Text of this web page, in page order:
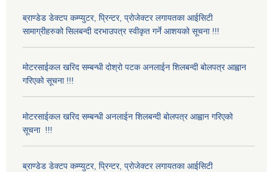
ब्राण्डेड डेक्टप कम्प्युटर, प्रिन्टर, प्रोजेक्टर लगायतका आईसिटी
सामाग्रीहरुको सिलबन्दी दरभाउपत्र स्वीकृत गर्ने आशयको सूचना !!!
मोटरसाईकल खरिद सम्बन्धी दोश्रो पटक अनलाईन शिलबन्दी बोलपत्र आह्वान
गरिएको सूचना !!!
मोटरसाईकल खरिद सम्बन्धी अनलाईन शिलबन्दी बोलपत्र आह्वान गरिएको
सूचना !!!
ब्राण्डेड डेक्टप कम्प्युटर, प्रिन्टर, प्रोजेक्टर लगायतका आईसिटी